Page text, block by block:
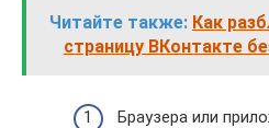
Читайте также: Как
страницу ВКонтакте
Браузера или